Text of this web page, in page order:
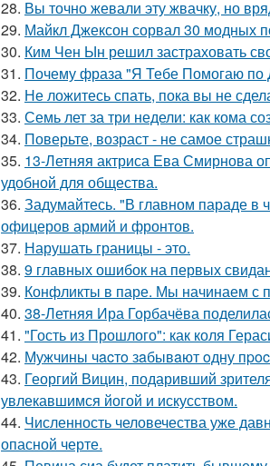
28. Вы точно жевали эту жвачку, но
29. Майкл Джексон сорвал 30 модных
30. Ким Чен Ын решил застраховать
31. Почему фраза "Я Тебе Помогаю по
32. Не ложитесь спать, пока вы не
33. Семь лет за три недели: как кома
34. Поверьте, возраст - не самое
35. 13-Летняя актриса Ева Смирнова
удобной для общества.
36. Задумайтесь. "В главном параде в
офицеров армий и фронтов.
37. Нарушать границы - это.
38. 9 главных ошибок на первых
39. Конфликты в паре. Мы начинаем с
40. 38-Летняя Ира Горбачёва
41. "Гость из Прошлого": как коля
42. Мужчины чacтo зaбывaют oдну
43. Георгий Вицин, подаривший
увлекавшимся йогой и искусством.
44. Численность человечества уже
опасной черте.